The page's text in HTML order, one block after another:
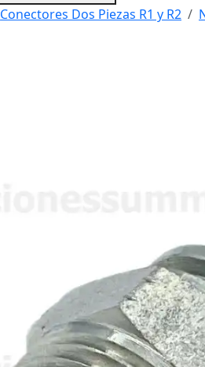
Conectores Dos Piezas R1 y R2